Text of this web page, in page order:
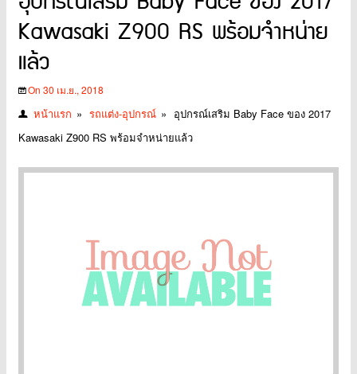
Kawasaki Z900 RS พร้อมจำหน่าย
แล้ว
On 30 เม.ย., 2018
หน้าแรก » รถแต่ง-อุปกรณ์ » อุปกรณ์เสริม Baby Face ของ 2017
Kawasaki Z900 RS พร้อมจำหน่ายแล้ว